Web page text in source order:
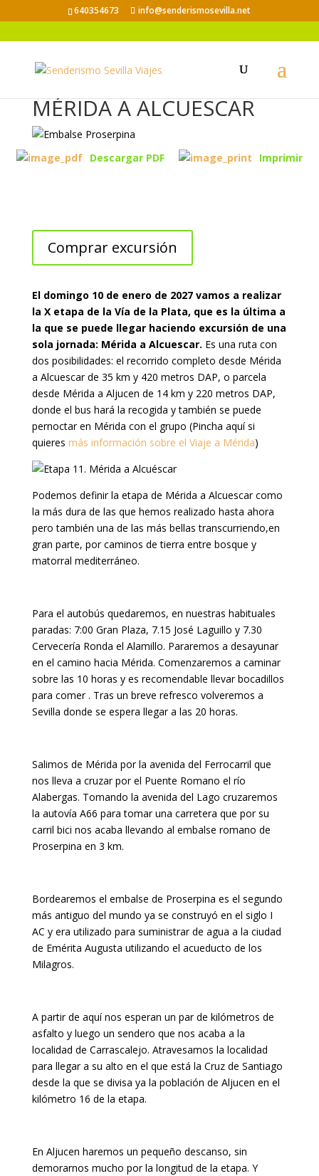
640354673 info@senderismosevilla.net
VIA DE LA PLATA XI-
MÉRIDA A ALCUESCAR
Descargar PDF Imprimir
Comprar excursión
El domingo 10 de enero de 2027 vamos a realizar
la X etapa de la Vía de la Plata, que es la última a
la que se puede llegar haciendo excursión de una
sola jornada: Mérida a Alcuescar. Es una ruta con
dos posibilidades: el recorrido completo desde Mérida
a Alcuescar de 35 km y 420 metros DAP, o parcela
desde Mérida a Aljucen de 14 km y 220 metros DAP,
donde el bus hará la recogida y también se puede
pernoctar en Mérida con el grupo (Pincha aquí si
quieres más información sobre el Viaje a Mérida)
Podemos definir la etapa de Mérida a Alcuescar como
la más dura de las que hemos realizado hasta ahora
pero también una de las más bellas transcurriendo,en
gran parte, por caminos de tierra entre bosque y
matorral mediterráneo.
Para el autobús quedaremos, en nuestras habituales
paradas: 7:00 Gran Plaza, 7.15 José Laguillo y 7.30
Cervecería Ronda el Alamillo. Pararemos a desayunar
en el camino hacia Mérida. Comenzaremos a caminar
sobre las 10 horas y es recomendable llevar bocadillos
para comer . Tras un breve refresco volveremos a
Sevilla donde se espera llegar a las 20 horas.
Salimos de Mérida por la avenida del Ferrocarril que
nos lleva a cruzar por el Puente Romano el río
Alabergas. Tomando la avenida del Lago cruzaremos
la autovía A66 para tomar una carretera que por su
carril bici nos acaba llevando al embalse romano de
Proserpina en 3 km.
Bordearemos el embalse de Proserpina es el segundo
más antiguo del mundo ya se construyó en el siglo I
AC y era utilizado para suministrar de agua a la ciudad
de Emérita Augusta utilizando el acueducto de los
Milagros.
A partir de aquí nos esperan un par de kilómetros de
asfalto y luego un sendero que nos acaba a la
localidad de Carrascalejo. Atravesamos la localidad
para llegar a su alto en el que está la Cruz de Santiago
desde la que se divisa ya la población de Aljucen en el
kilómetro 16 de la etapa.
En Aljucen haremos un pequeño descanso, sin
demorarnos mucho por la longitud de la etapa. Y